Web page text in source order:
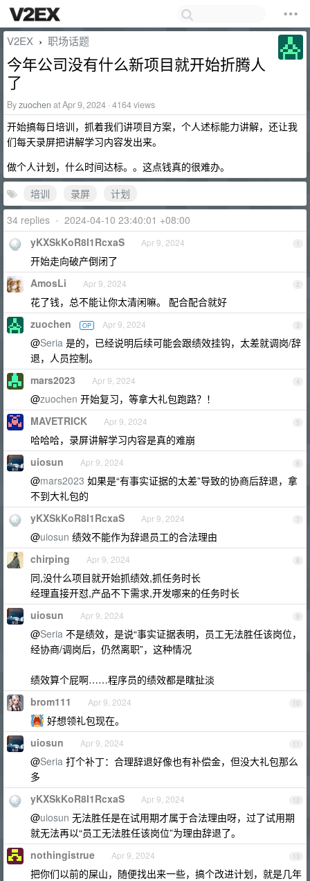
V2EX › 职场话题
今年公司没有什么新项目就开始折腾人
了
Byzuochen at Apr 9, 2024 · 4164 views
开始搞每日培训，抓着我们讲项目方案，个人述标能力讲解，还让我
们每天录屏把讲解学习内容发出来。
做个人计划，什么时间达标。。这点钱真的很难办。
培训
录屏
计划
34 replies • 2024-04-10 23:40:01 +08:00
1
yKXSkKoR8I1RcxaS Apr 9, 2024
开始走向破产倒闭了
2
AmosLi Apr 9, 2024
花了钱，总不能让你太清闲嘛。 配合配合就好
3
zuochen OP Apr 9, 2024
@Seria 是的，已经说明后续可能会跟绩效挂钩，太差就调岗/辞
退，人员控制。
4
mars2023 Apr 9, 2024
@zuochen 开始复习，等拿大礼包跑路？！
5
MAVETRICK Apr 9, 2024
哈哈哈，录屏讲解学习内容是真的难崩
6
uiosun Apr 9, 2024
@mars2023 如果是“有事实证据的太差”导致的协商后辞退，拿
不到大礼包的
7
yKXSkKoR8I1RcxaS Apr 9, 2024
@uiosun 绩效不能作为辞退员工的合法理由
8
chirping Apr 9, 2024
同,没什么项目就开始抓绩效,抓任务时长
经理直接开怼,产品不下需求,开发哪来的任务时长
9
uiosun Apr 9, 2024
@Seria 不是绩效，是说“事实证据表明，员工无法胜任该岗位，
经协商/调岗后，仍然离职”，这种情况
绩效算个屁啊……程序员的绩效都是瞎扯淡
10
brom111 Apr 9, 2024
好想领礼包现在。
11
uiosun Apr 9, 2024
@Seria 打个补丁：合理辞退好像也有补偿金，但没大礼包那么
多
12
yKXSkKoR8I1RcxaS Apr 9, 2024
@uiosun 无法胜任是在试用期才属于合法理由呀，过了试用期
就无法再以“员工无法胜任该岗位”为理由辞退了。
13
nothingistrue Apr 9, 2024
把你们以前的屎山，随便找出来一些，搞个改进计划，就是几年